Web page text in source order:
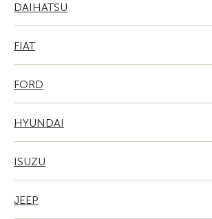
DAIHATSU
FIAT
FORD
HYUNDAI
ISUZU
JEEP